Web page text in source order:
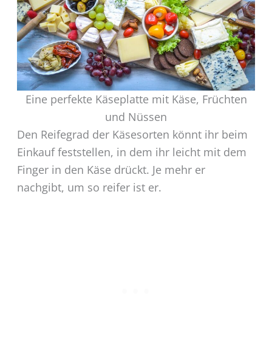
Eine perfekte Käseplatte mit Käse, Früchten
und Nüssen
Den Reifegrad der Käsesorten könnt ihr beim
Einkauf feststellen, in dem ihr leicht mit dem
Finger in den Käse drückt. Je mehr er
nachgibt, um so reifer ist er.